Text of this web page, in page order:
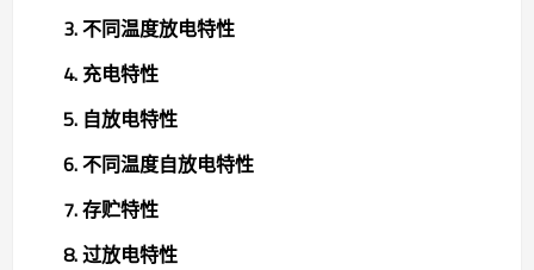
3. 不同温度放电特性
4. 充电特性
5. 自放电特性
6. 不同温度自放电特性
7. 存贮特性
8. 过放电特性